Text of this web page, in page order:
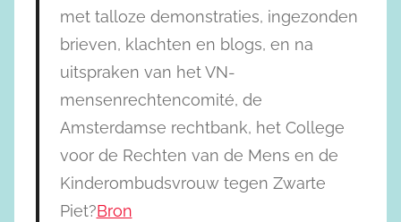
met talloze demonstraties, ingezonden
brieven, klachten en blogs, en na
uitspraken van het VN-
mensenrechtencomité, de
Amsterdamse rechtbank, het College
voor de Rechten van de Mens en de
Kinderombudsvrouw tegen Zwarte
Piet?Bron